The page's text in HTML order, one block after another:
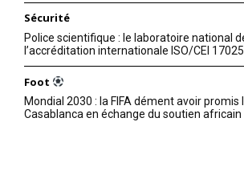
Sécurité
Police scientifique : le laboratoire national
l’accréditation internationale ISO/CEI 17025
Foot
Mondial 2030 : la FIFA dément avoir promis
Casablanca en échange du soutien africain